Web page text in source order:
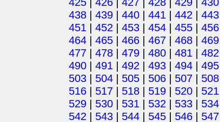
438 | 439 | 440 | 441 | 442 | 443
451 | 452 | 453 | 454 | 455 | 456
464 | 465 | 466 | 467 | 468 | 469
477 | 478 | 479 | 480 | 481 | 482
490 | 491 | 492 | 493 | 494 | 495
503 | 504 | 505 | 506 | 507 | 508
516 | 517 | 518 | 519 | 520 | 521
529 | 530 | 531 | 532 | 533 | 534
542 | 543 | 544 | 545 | 546 | 547